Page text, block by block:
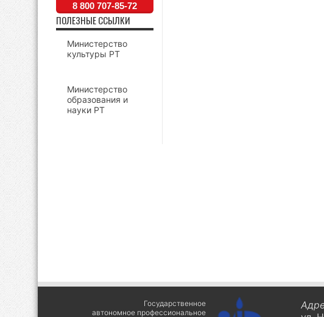
8 800 707-85-72
ПОЛЕЗНЫЕ ССЫЛКИ
Министерство
культуры РТ
Министерство
образования и
науки РТ
Государственное
автономное профессиональное